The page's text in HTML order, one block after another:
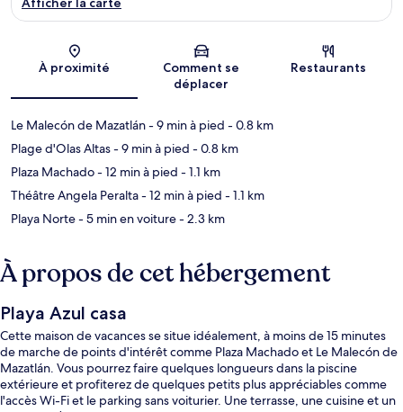
Carte
À proximité
Comment se
déplacer
Restaurants
Le Malecón de Mazatlán- 9 min à pied - 0.8 km
Plage d'Olas Altas- 9 min à pied - 0.8 km
Plaza Machado- 12 min à pied - 1.1 km
Théâtre Angela Peralta- 12 min à pied - 1.1 km
Playa Norte- 5 min en voiture- 2.3 km
À propos de cet hébergement
Playa Azul casa
Cette maison de vacances se situe idéalement, à moins de 15 minutes
de marche de points d'intérêt comme Plaza Machado et Le Malecón de
Mazatlán. Vous pourrez faire quelques longueurs dans la piscine
extérieure et profiterez de quelques petits plus appréciables comme
l'accès Wi-Fi et le parking sans voiturier. Une terrasse, une cuisine et un